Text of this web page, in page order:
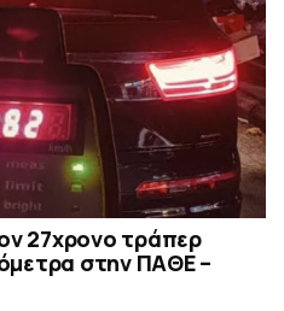
27χρονο τράπερ
στην ΠΑΘΕ –